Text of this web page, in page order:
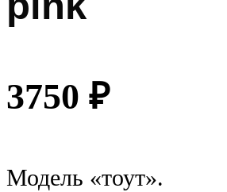
3750 ₽
Модель «тоут».